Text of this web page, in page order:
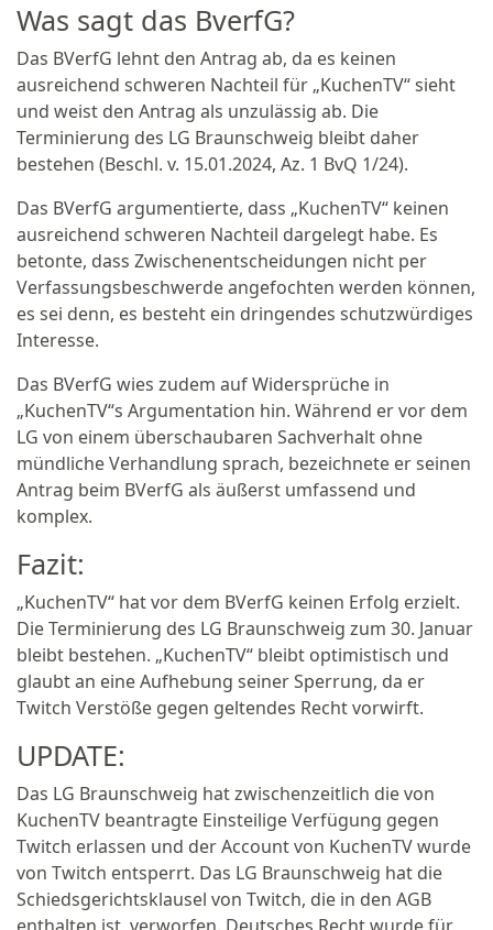
Was sagt das BverfG?
Das BVerfG lehnt den Antrag ab, da es keinen
ausreichend schweren Nachteil für „KuchenTV“ sieht
und weist den Antrag als unzulässig ab. Die
Terminierung des LG Braunschweig bleibt daher
bestehen (Beschl. v. 15.01.2024, Az. 1 BvQ 1/24).
Das BVerfG argumentierte, dass „KuchenTV“ keinen
ausreichend schweren Nachteil dargelegt habe. Es
betonte, dass Zwischenentscheidungen nicht per
Verfassungsbeschwerde angefochten werden können,
es sei denn, es besteht ein dringendes schutzwürdiges
Interesse.
Das BVerfG wies zudem auf Widersprüche in
„KuchenTV“s Argumentation hin. Während er vor dem
LG von einem überschaubaren Sachverhalt ohne
mündliche Verhandlung sprach, bezeichnete er seinen
Antrag beim BVerfG als äußerst umfassend und
komplex.
Fazit:
„KuchenTV“ hat vor dem BVerfG keinen Erfolg erzielt.
Die Terminierung des LG Braunschweig zum 30. Januar
bleibt bestehen. „KuchenTV“ bleibt optimistisch und
glaubt an eine Aufhebung seiner Sperrung, da er
Twitch Verstöße gegen geltendes Recht vorwirft.
UPDATE:
Das LG Braunschweig hat zwischenzeitlich die von
KuchenTV beantragte Einsteilige Verfügung gegen
Twitch erlassen und der Account von KuchenTV wurde
von Twitch entsperrt. Das LG Braunschweig hat die
Schiedsgerichtsklausel von Twitch, die in den AGB